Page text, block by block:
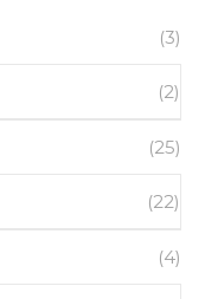
(3)
(2)
(25)
(22)
(4)